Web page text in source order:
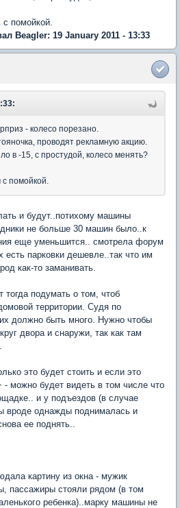
помойкой.
Beagler: 19 January 2011 - 13:33
- колесо порезано.
проводят рекламную акцию.
в -15, с простудой, колесо менять?
помойкой.
и будут..потихому машины
не больше 30 машин было..к
еще уменьшится.. смотрела форум
есть парковки дешевле..так что им
как-то заманивать.
подумать о том, чтоб
территории. Судя по
должно быть много. Нужно чтобы
двора и снаружи, так как там
это будет стоить и если это
- можно будет видеть в том числе что
и у подъездов (в случае
вроде однажды поднималась и
ее поднять..
картину из окна - мужик
пассажиры стояли рядом (в том
ребенка)..марку машины не